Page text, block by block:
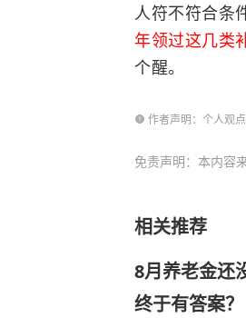
人符不符合条
年领过这几类
个醒。
作者声明：个人观
免责声明：本内容
相关推荐
8月养老金还
终于有答案？